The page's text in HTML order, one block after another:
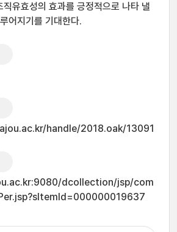
직유효성의 효과를 긍정적으로 나타 낼
어지기를 기대한다.
handle/2018.oak/13091
dcollection/jsp/com